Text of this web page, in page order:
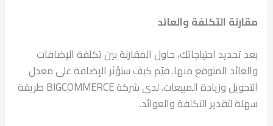
مقارنة التكلفة والعائد
بعد تحديد احتياجاتك، حاول المقارنة بين تكلفة الإضافات
والعائد المتوقع منها. قيّم كيف ستؤثر الإضافة على معدل
التحويل وزيادة المبيعات. لدى شركة BIGCOMMERCE طريقة
سهلة لتقدير التكلفة والعوائد.